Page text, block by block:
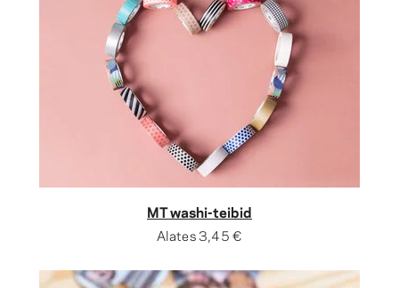
MT washi-teibid
Alates3,45 €